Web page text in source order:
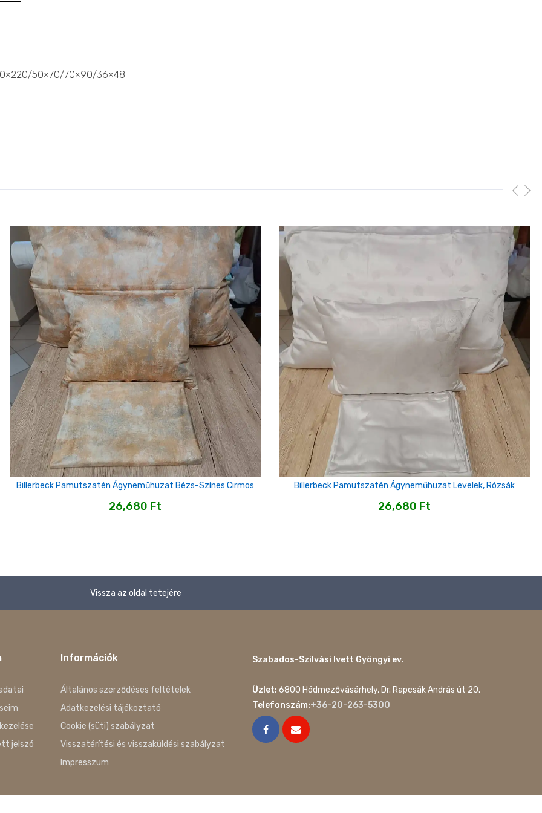
50×70/70×90/36×48.
Billerbeck Pamutszatén Ágyneműhuzat Bézs-Színes Cirmos
26,680 Ft
Billerbeck Pamutszatén Ágyneműhuzat Levelek, Rózsák
26,680 Ft
Vissza az oldal tetejére
jelszó
Információk
Általános szerződéses feltételek
Adatkezelési tájékoztató
Cookie (süti) szabályzat
Visszatérítési és visszaküldési szabályzat
Impresszum
Szabados-Szilvási Ivett Gyöngyi ev.
Üzlet: 6800 Hódmezővásárhely, Dr. Rapcsák András út 20.
Telefonszám:+36-20-263-5300